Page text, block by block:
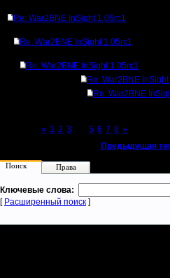
Re: War2BNE InSight 1.05rc1
Re: War2BNE InSight 1.05rc1
Re: War2BNE InSight 1.05rc1
Re: War2BNE
Re: War2BNE
« 1 2 3 5 6 7 8 »
Предыдущая
Поиск Права
Ключевые слова:
[ Расширенный поиск ]